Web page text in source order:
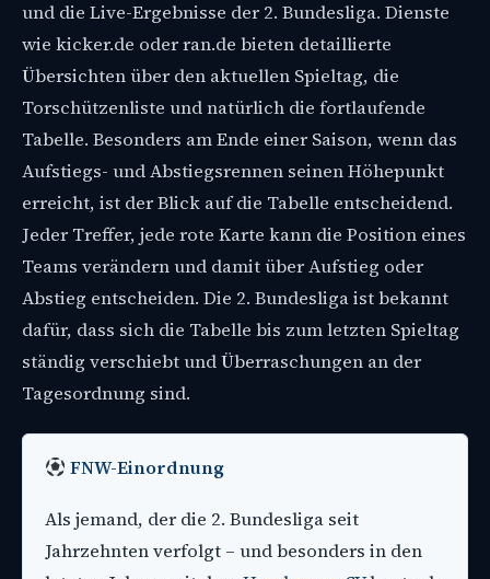
und die Live-Ergebnisse der 2. Bundesliga. Dienste
wie kicker.de oder ran.de bieten detaillierte
Übersichten über den aktuellen Spieltag, die
Torschützenliste und natürlich die fortlaufende
Tabelle. Besonders am Ende einer Saison, wenn das
Aufstiegs- und Abstiegsrennen seinen Höhepunkt
erreicht, ist der Blick auf die Tabelle entscheidend.
Jeder Treffer, jede rote Karte kann die Position eines
Teams verändern und damit über Aufstieg oder
Abstieg entscheiden. Die 2. Bundesliga ist bekannt
dafür, dass sich die Tabelle bis zum letzten Spieltag
ständig verschiebt und Überraschungen an der
Tagesordnung sind.
FNW-Einordnung
Als jemand, der die 2. Bundesliga seit
Jahrzehnten verfolgt – und besonders in den